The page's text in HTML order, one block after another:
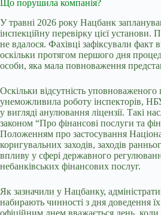
Що порушила компанія?
У травні 2026 року Нацбанк
інспекційну перевірку цієї установи.
не вдалося. Фахівці зафіксували факт
оскільки протягом першого дня
особи, яка мала повноваження
Оскільки відсутність уповноваженого
унеможливила роботу інспекторів,
у вигляді анулювання ліцензії. Такі
законом “Про фінансові послуги та
Положенням про застосування
коригувальних заходів, заходів
впливу у сфері державного
небанківських фінансових послуг.
Як зазначили у Нацбанку, а
набирають чинності з дня доведення
офіційним днем вважається день,